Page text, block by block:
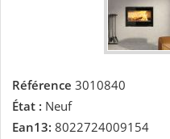
Référence 3010840
État : Neuf
Ean13: 8022724009154